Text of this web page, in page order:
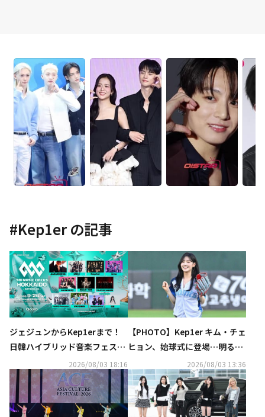
#Kep1erの記事
ジェジュンからKep1erまで！
日韓ハイブリッド音楽フェス、
全出演アーティストを発表
2026/08/03 18:16
【PHOTO】Kep1er キム・チェ
ヒョン、始球式に登場…明るい
2026/08/03 13:36